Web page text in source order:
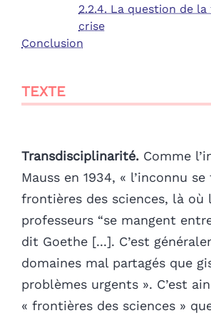
2.2.4. La question de
crise
Conclusion
TEXTE
Transdisciplinarité. Comme
Mauss en 1934, « l’inconnu
frontières des sciences, là où
professeurs “se mangent
dit Goethe [...]. C’est
domaines mal partagés que
problèmes urgents ». C’est
« frontières des sciences »